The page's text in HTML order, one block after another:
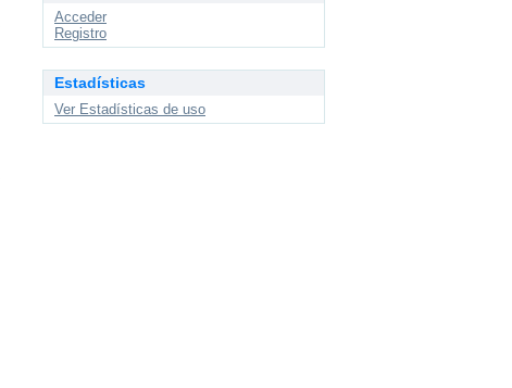
Acceder
Registro
Estadísticas
Ver Estadísticas de uso